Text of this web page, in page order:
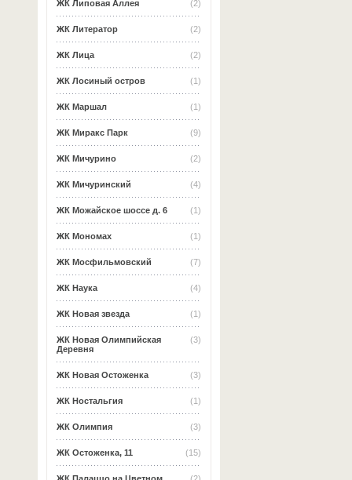
(2)
ЖК Липовая Аллея
(2)
ЖК Литератор
(2)
ЖК Лица
(1)
ЖК Лосиный остров
(1)
ЖК Маршал
(9)
ЖК Миракс Парк
(2)
ЖК Мичурино
(4)
ЖК Мичуринский
(1)
ЖК Можайское шоссе д. 6
(1)
ЖК Мономах
(7)
ЖК Мосфильмовский
(4)
ЖК Наука
(1)
ЖК Новая звезда
(3)
ЖК Новая Олимпийская
Деревня
(3)
ЖК Новая Остоженка
(1)
ЖК Ностальгия
(3)
ЖК Олимпия
(15)
ЖК Остоженка, 11